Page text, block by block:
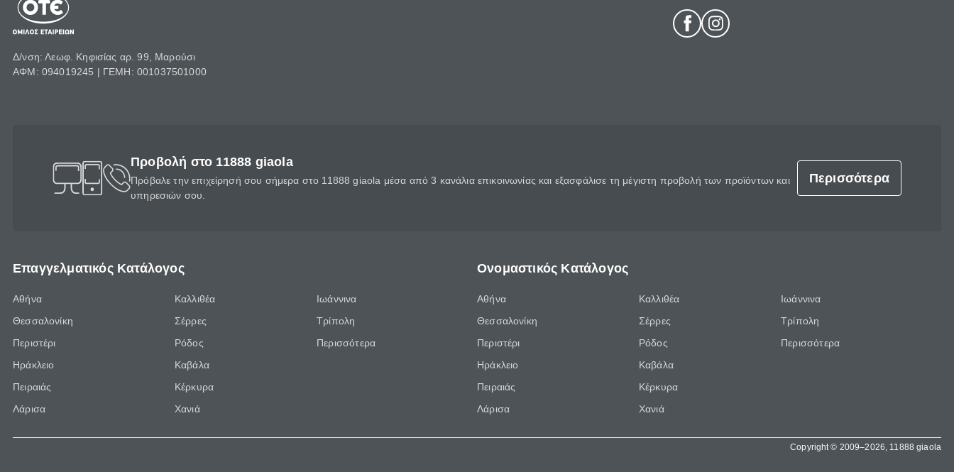
Δ/νση: Λεωφ. Κηφισίας αρ. 99, Μαρούσι
ΑΦΜ: 094019245 | ΓΕΜΗ: 001037501000
Προβολή στο 11888 giaola
Πρόβαλε την επιχείρησή σου σήμερα στο 11888 giaola μέσα από 3 κανάλια επικοινωνίας και εξασφάλισε τη μέγιστη προβολή των προϊόντων και
υπηρεσιών σου.
Περισσότερα
Επαγγελματικός Κατάλογος
Αθήνα
Θεσσαλονίκη
Περιστέρι
Ηράκλειο
Πειραιάς
Λάρισα
Καλλιθέα
Σέρρες
Ρόδος
Καβάλα
Κέρκυρα
Χανιά
Ιωάννινα
Τρίπολη
Περισσότερα
Ονομαστικός Κατάλογος
Αθήνα
Θεσσαλονίκη
Περιστέρι
Ηράκλειο
Πειραιάς
Λάρισα
Καλλιθέα
Σέρρες
Ρόδος
Καβάλα
Κέρκυρα
Χανιά
Ιωάννινα
Τρίπολη
Περισσότερα
Copyright © 2009–2026, 11888 giaola